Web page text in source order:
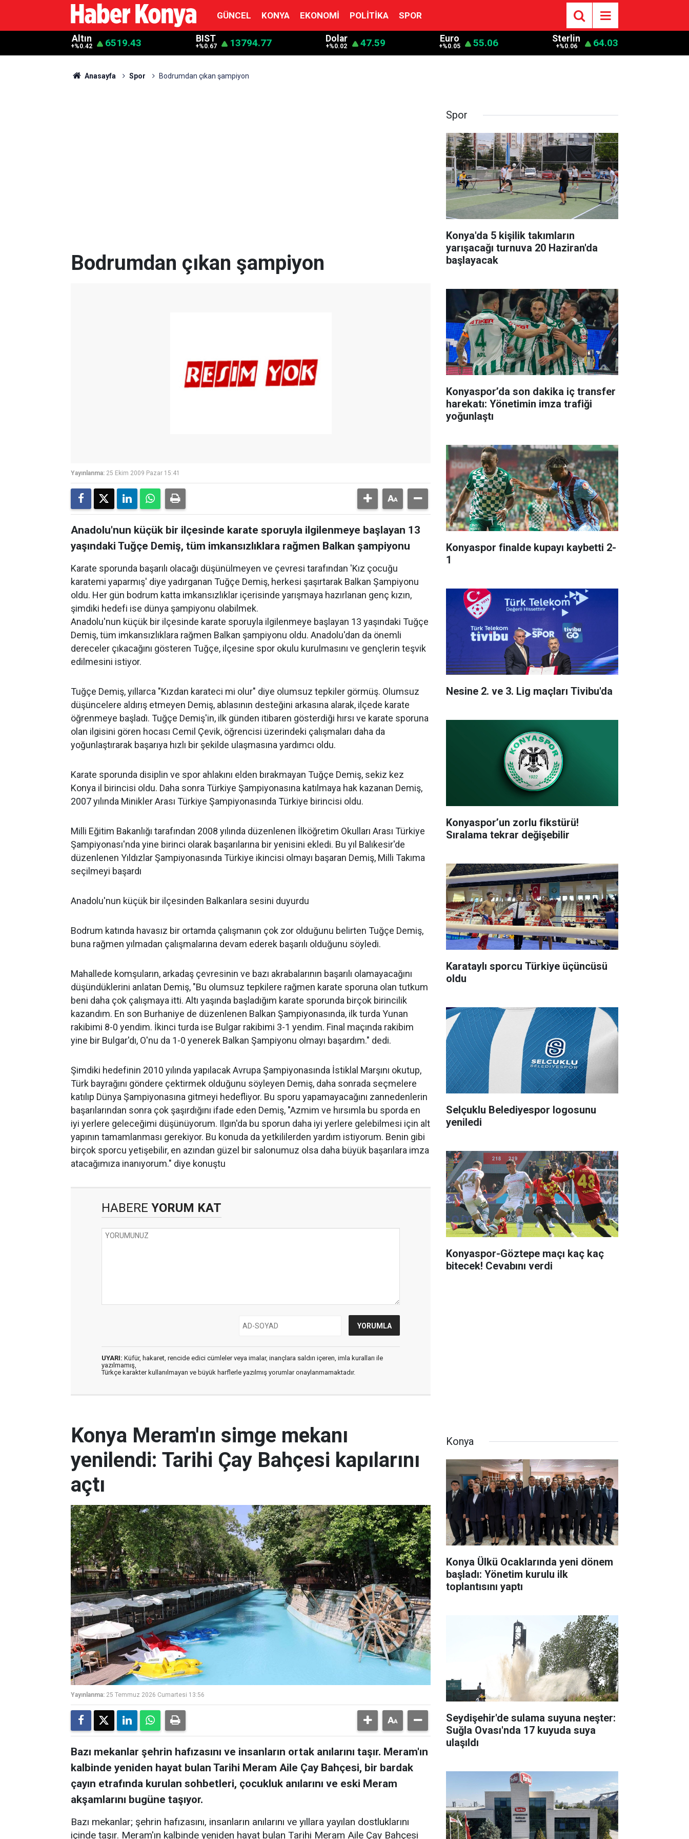
GÜNCEL KONYA EKONOMI POLITIKA SPOR
Altın
+%0.42 6519.43 BIST
+%0.67 13794.77 Dolar
+%0.02 47.59 Euro
+%0.05 55.06 Sterlin
+%0.06 64.03
Anasayfa Spor Bodrumdan çıkan şampiyon
Bodrumdan çıkan şampiyon
Yayınlanma: 25 Ekim 2009 Pazar 15:41
Anadolu'nun küçük bir ilçesinde karate sporuyla ilgilenmeye başlayan 13
yaşındaki Tuğçe Demiş, tüm imkansızlıklara rağmen Balkan şampiyonu
Karate sporunda başarılı olacağı düşünülmeyen ve çevresi tarafından 'Kız çocuğu
karatemi yaparmış' diye yadırganan Tuğçe Demiş, herkesi şaşırtarak Balkan Şampiyonu
oldu. Her gün bodrum katta imkansızlıklar içerisinde yarışmaya hazırlanan genç kızın,
şimdiki hedefi ise dünya şampiyonu olabilmek.
Anadolu'nun küçük bir ilçesinde karate sporuyla ilgilenmeye başlayan 13 yaşındaki Tuğçe
Demiş, tüm imkansızlıklara rağmen Balkan şampiyonu oldu. Anadolu'dan da önemli
dereceler çıkacağını gösteren Tuğçe, ilçesine spor okulu kurulmasını ve gençlerin teşvik
edilmesini istiyor.
Tuğçe Demiş, yıllarca "Kızdan karateci mi olur" diye olumsuz tepkiler görmüş. Olumsuz
düşüncelere aldırış etmeyen Demiş, ablasının desteğini arkasına alarak, ilçede karate
öğrenmeye başladı. Tuğçe Demiş'in, ilk günden itibaren gösterdiği hırsı ve karate sporuna
olan ilgisini gören hocası Cemil Çevik, öğrencisi üzerindeki çalışmaları daha da
yoğunlaştırarak başarıya hızlı bir şekilde ulaşmasına yardımcı oldu.
Karate sporunda disiplin ve spor ahlakını elden bırakmayan Tuğçe Demiş, sekiz kez
Konya il birincisi oldu. Daha sonra Türkiye Şampiyonasına katılmaya hak kazanan Demiş,
2007 yılında Minikler Arası Türkiye Şampiyonasında Türkiye birincisi oldu.
Milli Eğitim Bakanlığı tarafından 2008 yılında düzenlenen İlköğretim Okulları Arası Türkiye
Şampiyonası'nda yine birinci olarak başarılarına bir yenisini ekledi. Bu yıl Balıkesir'de
düzenlenen Yıldızlar Şampiyonasında Türkiye ikincisi olmayı başaran Demiş, Milli Takıma
seçilmeyi başardı
Anadolu'nun küçük bir ilçesinden Balkanlara sesini duyurdu
Bodrum katında havasız bir ortamda çalışmanın çok zor olduğunu belirten Tuğçe Demiş,
buna rağmen yılmadan çalışmalarına devam ederek başarılı olduğunu söyledi.
Mahallede komşuların, arkadaş çevresinin ve bazı akrabalarının başarılı olamayacağını
düşündüklerini anlatan Demiş, "Bu olumsuz tepkilere rağmen karate sporuna olan tutkum
beni daha çok çalışmaya itti. Altı yaşında başladığım karate sporunda birçok birincilik
kazandım. En son Burhaniye de düzenlenen Balkan Şampiyonasında, ilk turda Yunan
rakibimi 8-0 yendim. İkinci turda ise Bulgar rakibimi 3-1 yendim. Final maçında rakibim
yine bir Bulgar'dı, O'nu da 1-0 yenerek Balkan Şampiyonu olmayı başardım." dedi.
Şimdiki hedefinin 2010 yılında yapılacak Avrupa Şampiyonasında İstiklal Marşını okutup,
Türk bayrağını göndere çektirmek olduğunu söyleyen Demiş, daha sonrada seçmelere
katılıp Dünya Şampiyonasına gitmeyi hedefliyor. Bu sporu yapamayacağını zannedenlerin
başarılarından sonra çok şaşırdığını ifade eden Demiş, "Azmim ve hırsımla bu sporda en
iyi yerlere geleceğimi düşünüyorum. Ilgın'da bu sporun daha iyi yerlere gelebilmesi için alt
yapının tamamlanması gerekiyor. Bu konuda da yetkililerden yardım istiyorum. Benin gibi
birçok sporcu yetişebilir, en azından güzel bir salonumuz olsa daha büyük başarılara imza
atacağımıza inanıyorum." diye konuştu
HABERE YORUM KAT
UYARI: Küfür, hakaret, rencide edici cümleler veya imalar, inançlara saldırı içeren, imla kuralları ile
yazılmamış,
Türkçe karakter kullanılmayan ve büyük harflerle yazılmış yorumlar onaylanmamaktadır.
Spor
Konya'da 5 kişilik takımların
yarışacağı turnuva 20 Haziran'da
başlayacak
Konyaspor’da son dakika iç transfer
harekatı: Yönetimin imza trafiği
yoğunlaştı
Konyaspor finalde kupayı kaybetti 2-
1
Nesine 2. ve 3. Lig maçları Tivibu'da
Konyaspor’un zorlu fikstürü!
Sıralama tekrar değişebilir
Karataylı sporcu Türkiye üçüncüsü
oldu
Selçuklu Belediyespor logosunu
yeniledi
Konyaspor-Göztepe maçı kaç kaç
bitecek! Cevabını verdi
Konya Meram'ın simge mekanı
yenilendi: Tarihi Çay Bahçesi kapılarını
açtı
Yayınlanma: 25 Temmuz 2026 Cumartesi 13:56
Bazı mekanlar şehrin hafızasını ve insanların ortak anılarını taşır. Meram'ın
kalbinde yeniden hayat bulan Tarihi Meram Aile Çay Bahçesi, bir bardak
çayın etrafında kurulan sohbetleri, çocukluk anılarını ve eski Meram
akşamlarını bugüne taşıyor.
Bazı mekanlar; şehrin hafızasını, insanların anılarını ve yıllara yayılan dostluklarını
içinde taşır. Meram'ın kalbinde yeniden hayat bulan Tarihi Meram Aile Çay Bahçesi
Konya
Konya Ülkü Ocaklarında yeni dönem
başladı: Yönetim kurulu ilk
toplantısını yaptı
Seydişehir'de sulama suyuna neşter:
Suğla Ovası'nda 17 kuyuda suya
ulaşıldı